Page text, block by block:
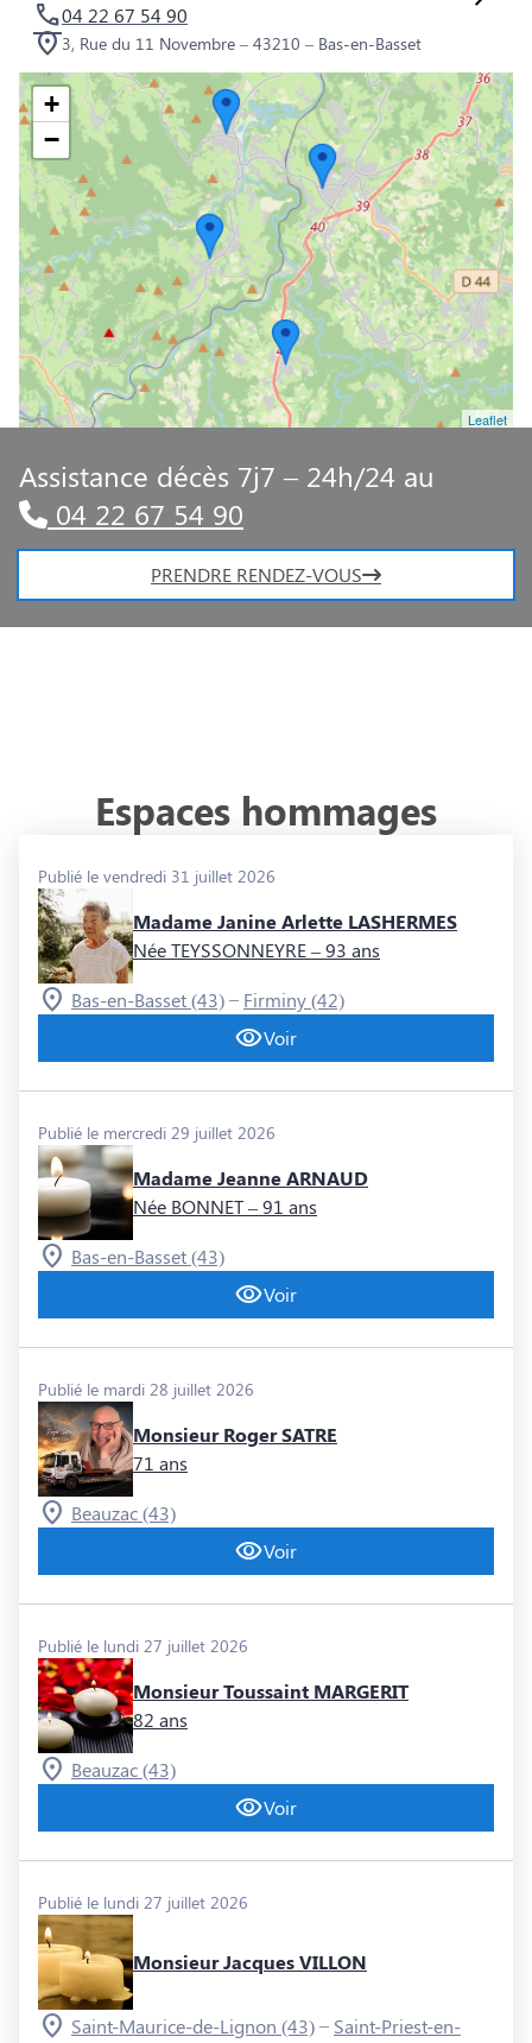
04 22 67 54 90
3, Rue du 11 Novembre – 43210 – Bas-en-Basset
+
−
Leaflet
Assistance décès 7j7 – 24h/24 au
04 22 67 54 90
PRENDRE RENDEZ-VOUS
Espaces hommages
Publié le vendredi 31 juillet 2026
Madame Janine Arlette LASHERMES
Née TEYSSONNEYRE– 93 ans
Bas-en-Basset (43)– Firminy (42)
Voir
Publié le mercredi 29 juillet 2026
Madame Jeanne ARNAUD
Née BONNET– 91 ans
Bas-en-Basset (43)
Voir
Publié le mardi 28 juillet 2026
Monsieur Roger SATRE
71 ans
Beauzac (43)
Voir
Publié le lundi 27 juillet 2026
Monsieur Toussaint MARGERIT
82 ans
Beauzac (43)
Voir
Publié le lundi 27 juillet 2026
Monsieur Jacques VILLON
Saint-Maurice-de-Lignon (43)– Saint-Priest-en-